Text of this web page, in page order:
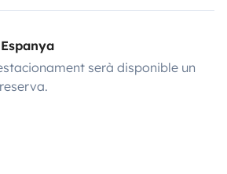
serà disponible un